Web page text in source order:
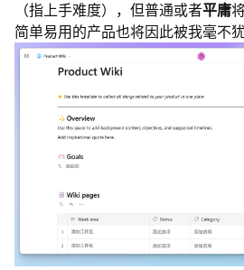
（指上手难度），但普通或者平庸
简单易用的产品也将因此被我毫不犹